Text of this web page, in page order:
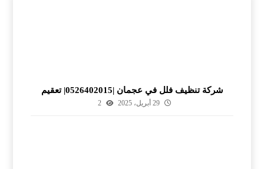
شركة تنظيف فلل في عجمان |0526402015| تعقيم
29 أبريل، 2025 2